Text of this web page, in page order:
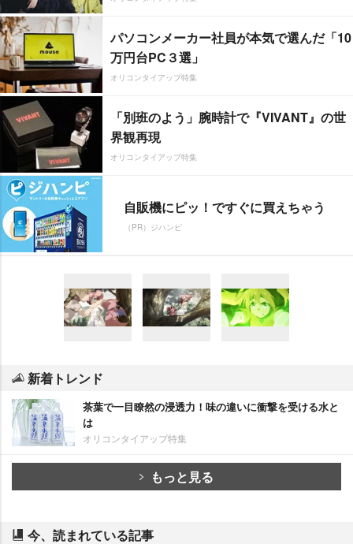
パソコンメーカー社員が本気で選んだ「10
万円台PC３選」
オリコンタイアップ特集
「別班のよう」腕時計で『VIVANT』の世
界観再現
オリコンタイアップ特集
自販機にピッ！ですぐに買えちゃう
（PR）ジハンピ
新着トレンド
茶葉で一目瞭然の浸透力！味の違いに衝撃を受ける水と
は
オリコンタイアップ特集
もっと見る
今、読まれている記事